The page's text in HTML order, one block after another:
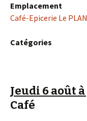
Emplacement
Café-Epicerie Le
Catégories
Jeudi 6 août
Café